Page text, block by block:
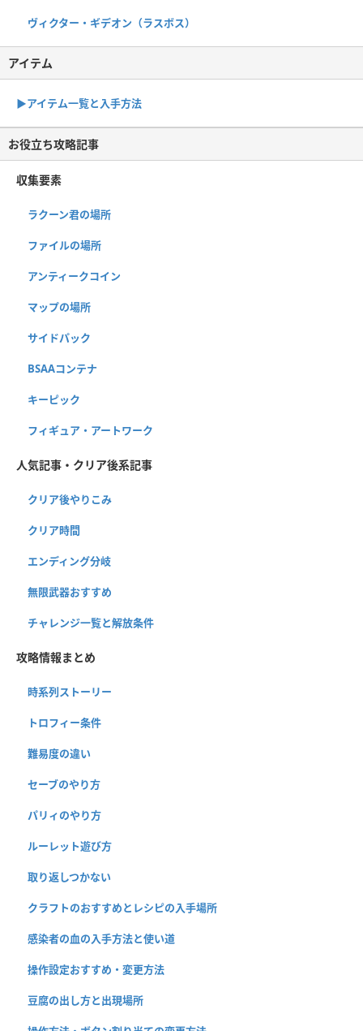
ヴィクター・ギデオン（ラスボス）
アイテム
▶︎アイテム一覧と入手方法
お役立ち攻略記事
収集要素
ラクーン君の場所
ファイルの場所
アンティークコイン
マップの場所
サイドパック
BSAAコンテナ
キーピック
フィギュア・アートワーク
人気記事・クリア後系記事
クリア後やりこみ
クリア時間
エンディング分岐
無限武器おすすめ
チャレンジ一覧と解放条件
攻略情報まとめ
時系列ストーリー
トロフィー条件
難易度の違い
セーブのやり方
パリィのやり方
ルーレット遊び方
取り返しつかない
クラフトのおすすめとレシピの入手場所
感染者の血の入手方法と使い道
操作設定おすすめ・変更方法
豆腐の出し方と出現場所